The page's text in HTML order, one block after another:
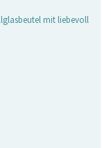
mit liebevoll